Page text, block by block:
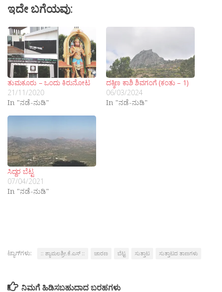
ಇದೇ ಬಗೆಯವು:
ತುಮಕೂರು – ಒಂದು ಕಿರುನೋಟ
21/11/2020
In "ನಡೆ-ನುಡಿ"
ದಕ್ಶಿಣ ಕಾಶಿ ಶಿವಗಂಗೆ (ಕಂತು – 1)
06/03/2024
In "ನಡೆ-ನುಡಿ"
ಸಿದ್ದರ ಬೆಟ್ಟ
07/04/2021
In "ನಡೆ-ನುಡಿ"
ಟ್ಯಾಗ್‌ಗಳು: :: ಶ್ಯಾಮಲಶ್ರೀ.ಕೆ.ಎಸ್ :: ಚಾರಣ ಬೆಟ್ಟ ಸುತ್ತಾಟ ಸುತ್ತಾಟದ ತಾಣಗಳು
ನಿಮಗೆ ಹಿಡಿಸಬಹುದಾದ ಬರಹಗಳು